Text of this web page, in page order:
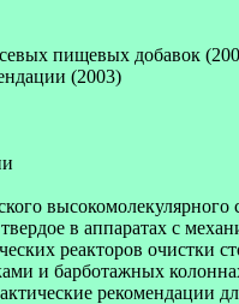
пищевых добавок
(2003)
высокомолекулярного
в аппаратах с
реакторов очистки
и барботажных
рекомендации